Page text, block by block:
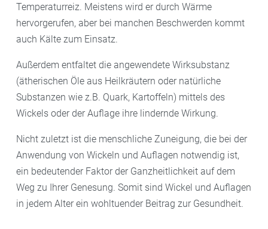
Temperaturreiz. Meistens wird er durch Wärme
hervorgerufen, aber bei manchen Beschwerden kommt
auch Kälte zum Einsatz.
Außerdem entfaltet die angewendete Wirksubstanz
(ätherischen Öle aus Heilkräutern oder natürliche
Substanzen wie z.B. Quark, Kartoffeln) mittels des
Wickels oder der Auflage ihre lindernde Wirkung.
Nicht zuletzt ist die menschliche Zuneigung, die bei der
Anwendung von Wickeln und Auflagen notwendig ist,
ein bedeutender Faktor der Ganzheitlichkeit auf dem
Weg zu Ihrer Genesung. Somit sind Wickel und Auflagen
in jedem Alter ein wohltuender Beitrag zur Gesundheit.